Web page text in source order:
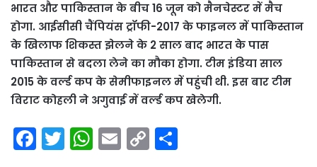
भारत और पाकिस्तान के बीच 16 जून को मैनचेस्टर में मैच
होगा. आईसीसी चैंपियंस ट्रॉफी-2017 के फाइनल में पाकिस्तान
के खिलाफ शिकस्त झेलने के 2 साल बाद भारत के पास
पाकिस्तान से बदला लेने का मौका होगा. टीम इंडिया साल
2015 के वर्ल्ड कप के सेमीफाइनल में पहुंची थी. इस बार टीम
विराट कोहली ने अगुवाई में वर्ल्ड कप खेलेगी.
F T W E C